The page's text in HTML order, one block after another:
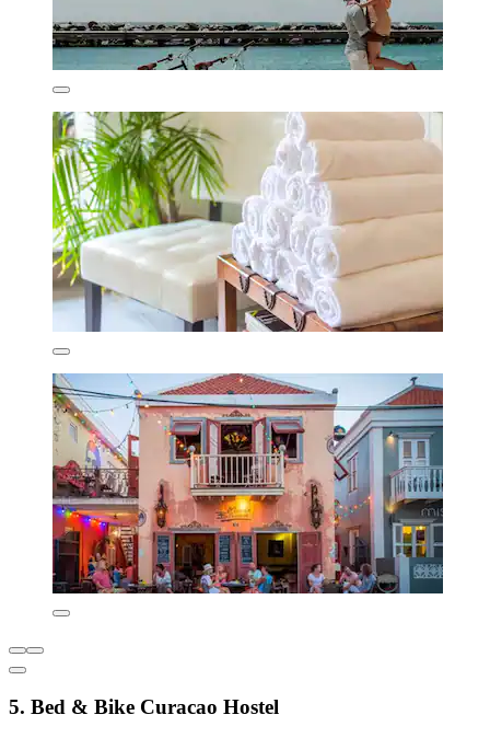
5. Bed & Bike Curacao Hostel